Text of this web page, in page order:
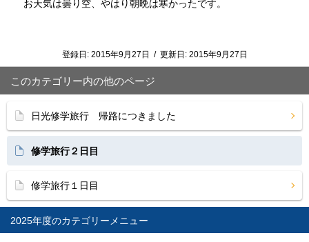
2025年度
お天気は曇り空、やはり朝晩は寒かったです。
登録日: 2015年9月27日 / 更新日: 2015年9月27日
このカテゴリー内の他のページ
日光修学旅行 帰路につきました
修学旅行２日目
修学旅行１日目